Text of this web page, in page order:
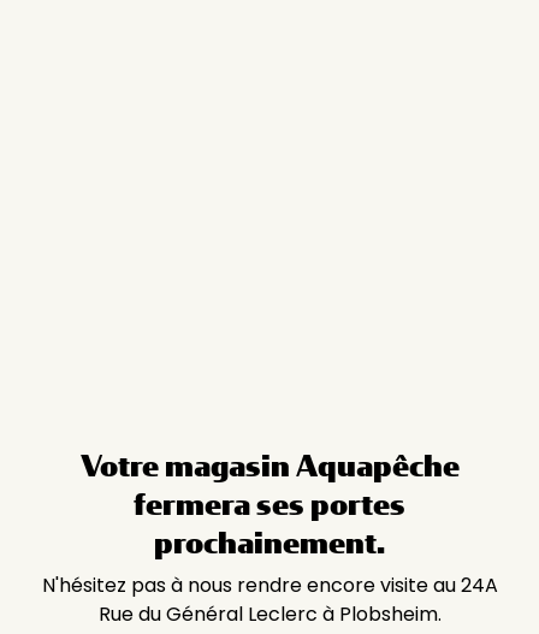
Votre magasin Aquapêche
fermera ses portes
prochainement.
N'hésitez pas à nous rendre encore visite au 24A
Rue du Général Leclerc à Plobsheim.